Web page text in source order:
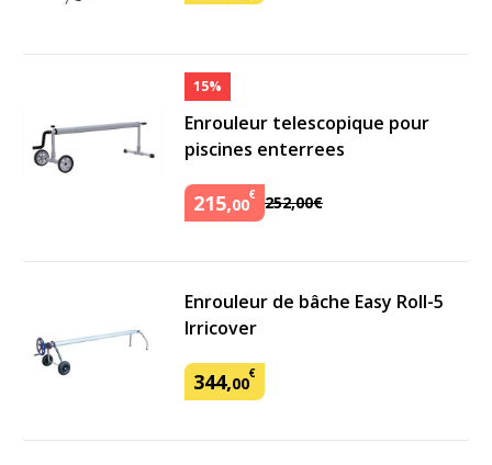
15%
Enrouleur telescopique pour
piscines enterrees
215,00€ 252,00€
Enrouleur de bâche Easy Roll-5
Irricover
344,00€